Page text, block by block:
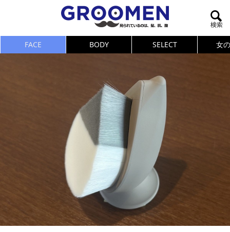
FACE BODY SELECT 女